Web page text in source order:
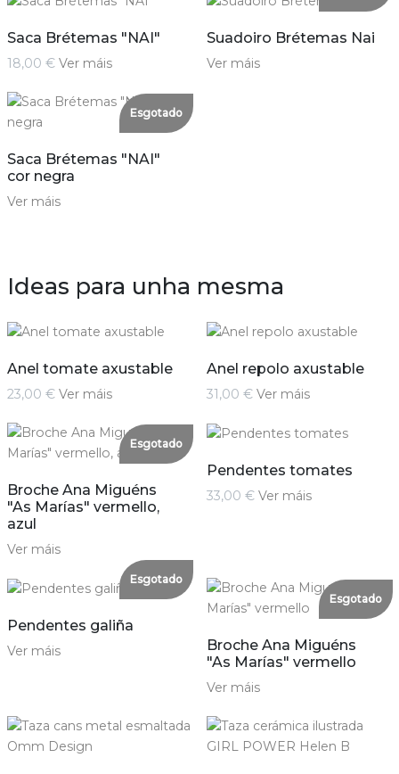
Saca Brétemas "NAI"
18,00 € Ver máis
Suadoiro Brétemas Nai
Ver máis
Esgotado
Saca Brétemas "NAI"
cor negra
Ver máis
Ideas para unha mesma
Anel tomate axustable
23,00 € Ver máis
Anel repolo axustable
31,00 € Ver máis
Esgotado
Broche Ana Miguéns
"As Marías" vermello,
azul
Ver máis
Pendentes tomates
33,00 € Ver máis
Esgotado
Pendentes galiña
Ver máis
Esgotado
Broche Ana Miguéns
"As Marías" vermello
Ver máis